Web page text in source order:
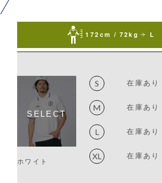
172cm / 72kg L
S 在庫あり
M 在庫あり
L 在庫あり
XL 在庫あり
ホワイト